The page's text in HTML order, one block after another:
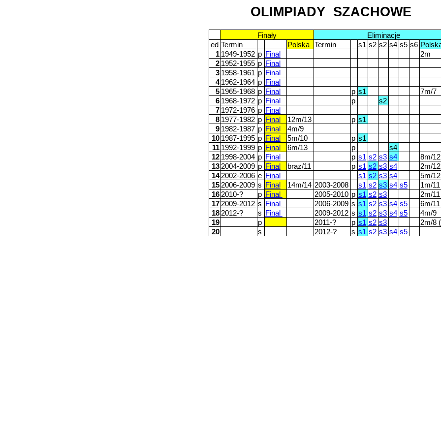
OLIMPIADY SZACHOWE
Finały
Eliminacje
ed Termin Polska Termin s1 s2 s2 s4 s5 s6
1 1949-1952 p Final
2m
2 1952-1955 p Final
3 1958-1961 p Final
4 1962-1964 p Final
5 1965-1968 p Final p s1
7m/7
6 1968-1972 p Final p
s2
7 1972-1976 p Final
8 1977-1982 p Final 12m/13 p s1
9 1982-1987 p Final
4m/9
10 1987-1995 p Final 5m/10 p s1
11 1992-1999 p Final 6m/13 p
s4
12 1998-2004 p Final p s1 s2 s3 s4
8m/12
13 2004-2009 p Final brąz/11 p s1 s2 s3 s4
2m/
14 2002-2006 e Final s1 s2 s3 s4
5m/12
15 2006-2009 s Final 14m/14 2003-2008 s1 s2 s3 s4 s5
1m/
16 2010-? p Final 2005-2010 p s1 s2 s3
2m/
17 2009-2012 s Final 2006-2009 s s1 s2 s3 s4 s5
6m/11
18 2012-? s Final 2009-2012 s s1 s2 s3 s4 s5
4m/9
19
p 2011-? p s1 s2 s3
2m/8
20
s 2012-? s s1 s2 s3 s4 s5